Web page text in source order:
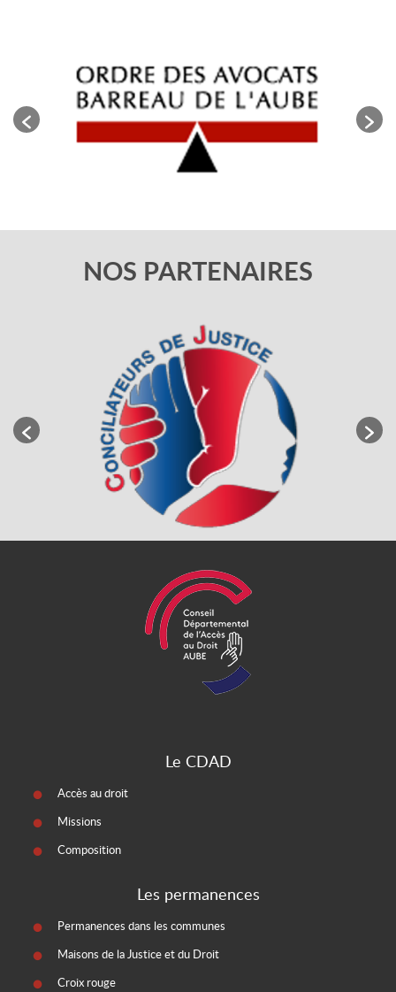
NOS PARTENAIRES
Le CDAD
Accès au droit
Missions
Composition
Les permanences
Permanences dans les communes
Maisons de la Justice et du Droit
Croix rouge